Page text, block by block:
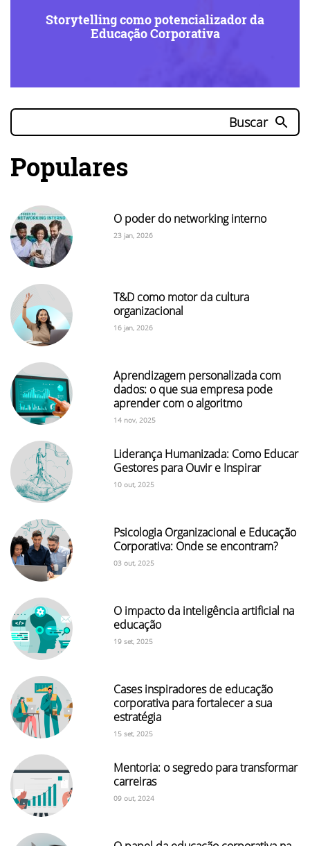
Storytelling como potencializador da
Educação Corporativa
Buscar
Populares
O poder do networking interno
23 jan, 2026
T&D como motor da cultura
organizacional
16 jan, 2026
Aprendizagem personalizada com
dados: o que sua empresa pode
aprender com o algoritmo
14 nov, 2025
Liderança Humanizada: Como Educar
Gestores para Ouvir e Inspirar
10 out, 2025
Psicologia Organizacional e Educação
Corporativa: Onde se encontram?
03 out, 2025
O impacto da inteligência artificial na
educação
19 set, 2025
Cases inspiradores de educação
corporativa para fortalecer a sua
estratégia
15 set, 2025
Mentoria: o segredo para transformar
carreiras
09 out, 2024